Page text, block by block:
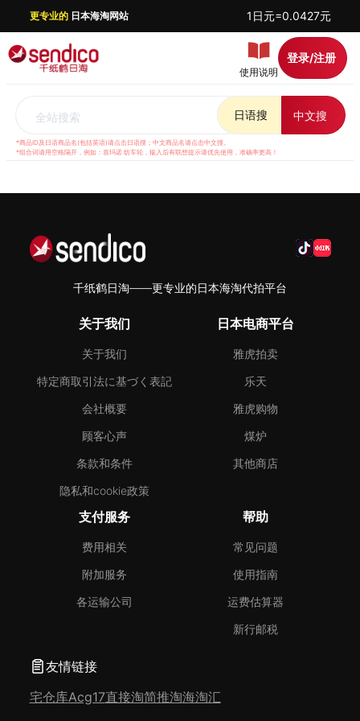
更专业的日本海淘网站 1日元=0.0427元
使用说明
登录/注册
全站搜索 日语搜 中文搜
*商品ID及日语商品名(包括英语)请点击日语搜；中文商品名请点击中文搜。
*组合词请用空格隔开，例如：喜玛诺 纺车轮，输入后有联想提示请优先使用，准确率更高！
千纸鹤日淘——更专业的日本海淘代拍平台
关于我们
关于我们
特定商取引法に基づく表記
会社概要
顾客心声
条款和条件
隐私和cookie政策
日本电商平台
雅虎拍卖
乐天
雅虎购物
煤炉
其他商店
支付服务
费用相关
附加服务
各运输公司
帮助
常见问题
使用指南
运费估算器
新行邮税
友情链接
宅仓库Acg17直接淘简推淘海淘汇